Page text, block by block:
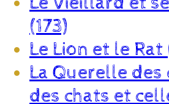
(173)
Le Lion et le Rat
La Querelle des
des chats et